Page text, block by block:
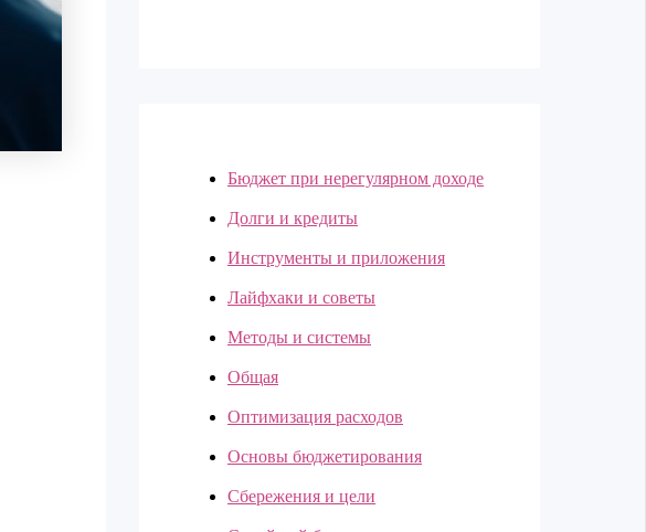
Бюджет при нерегулярном доходе
Долги и кредиты
Инструменты и приложения
Лайфхаки и советы
Методы и системы
Общая
Оптимизация расходов
Основы бюджетирования
Сбережения и цели